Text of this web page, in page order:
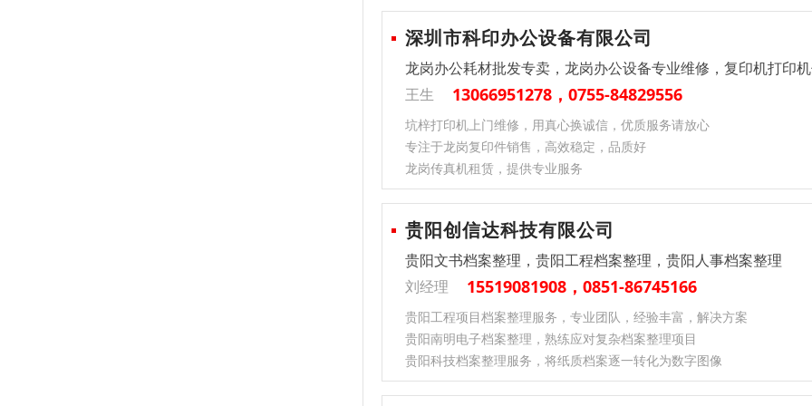
深圳市科印办公设备有限公司
龙岗办公耗材批发专卖，龙岗办公设备专业维修，复印机打印
王生
13066951278，0755-84829556
坑梓打印机上门维修，用真心换诚信，优质服务请放心
专注于龙岗复印件销售，高效稳定，品质好
龙岗传真机租赁，提供专业服务
贵阳创信达科技有限公司
贵阳文书档案整理，贵阳工程档案整理，贵阳人事档案整理
刘经理
15519081908，0851-86745166
贵阳工程项目档案整理服务，专业团队，经验丰富，解决方案
贵阳南明电子档案整理，熟练应对复杂档案整理项目
贵阳科技档案整理服务，将纸质档案逐一转化为数字图像